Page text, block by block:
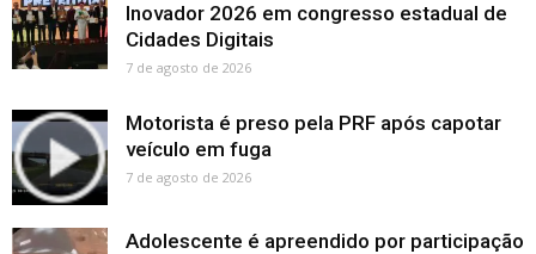
Inovador 2026 em congresso estadual de
Cidades Digitais
7 de agosto de 2026
Motorista é preso pela PRF após capotar
veículo em fuga
7 de agosto de 2026
Adolescente é apreendido por participação